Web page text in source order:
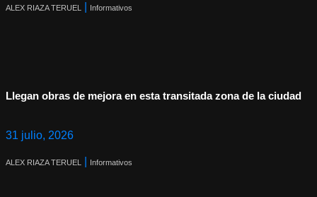
ALEX RIAZA TERUEL Informativos
Llegan obras de mejora en esta transitada zona de la ciudad
31 julio, 2026
ALEX RIAZA TERUEL Informativos